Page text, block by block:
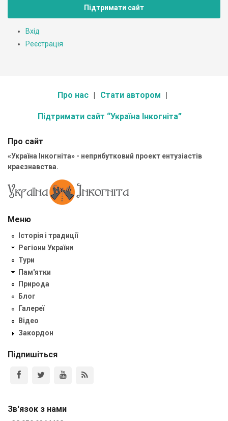
Підтримати сайт
Вхід
Реєстрація
Про нас Стати автором
Підтримати сайт “Україна Інкогніта”
Про сайт
«Україна Інкогніта» - неприбутковий проект ентузіастів
краєзнавства.
Меню
Історія і традиції
Регіони України
Тури
Пам'ятки
Природа
Блог
Галереї
Відео
Закордон
Підпишіться
Зв'язок з нами